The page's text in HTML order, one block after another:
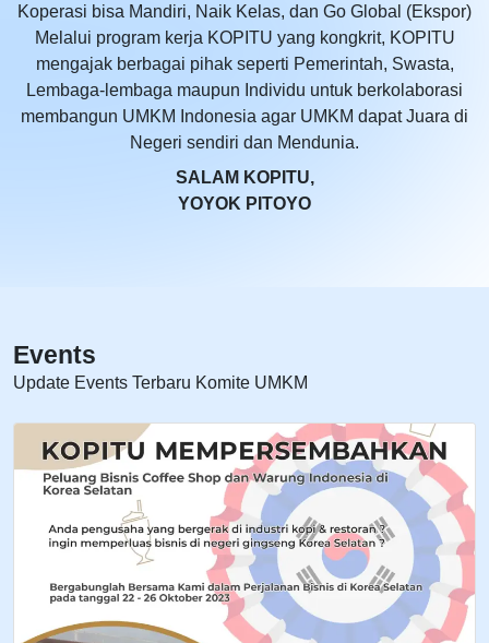
Koperasi bisa Mandiri, Naik Kelas, dan Go Global (Ekspor)
Melalui program kerja KOPITU yang kongkrit, KOPITU
mengajak berbagai pihak seperti Pemerintah, Swasta,
Lembaga-lembaga maupun Individu untuk berkolaborasi
membangun UMKM Indonesia agar UMKM dapat Juara di
Negeri sendiri dan Mendunia.
SALAM KOPITU,
YOYOK PITOYO
Events
Update Events Terbaru Komite UMKM